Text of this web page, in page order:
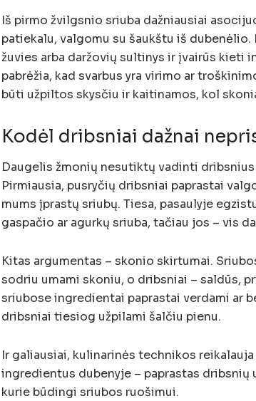
Iš pirmo žvilgsnio sriuba dažniausiai
patiekalu, valgomu su šaukštu iš
žuvies arba daržovių sultinys ir įvairūs kieti
pabrėžia, kad svarbus yra virimo ar
būti užpiltos skysčiu ir kaitinamos, kol
Kodėl dribsniai dažnai
Daugelis žmonių nesutiktų vadinti
Pirmiausia, pusryčių dribsniai paprastai
mums įprastų sriubų. Tiesa, pasaulyje
gaspačio ar agurkų sriuba, tačiau jos – vis
Kitas argumentas – skonio skirtumai.
sodriu umami skoniu, o dribsniai – saldūs,
sriubose ingredientai paprastai verdami ar
dribsniai tiesiog užpilami šalčiu pienu.
Ir galiausiai, kulinarinės technikos
ingredientus dubenyje – paprastas dribsnių
kurie būdingi sriubos ruošimui.